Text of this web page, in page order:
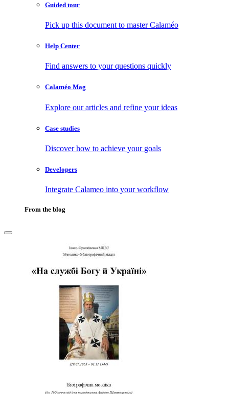
Guided tour
Pick up this document to master Calaméo
Help Center
Find answers to your questions quickly
Calaméo Mag
Explore our articles and refine your ideas
Case studies
Discover how to achieve your goals
Developers
Integrate Calameo into your workflow
From the blog